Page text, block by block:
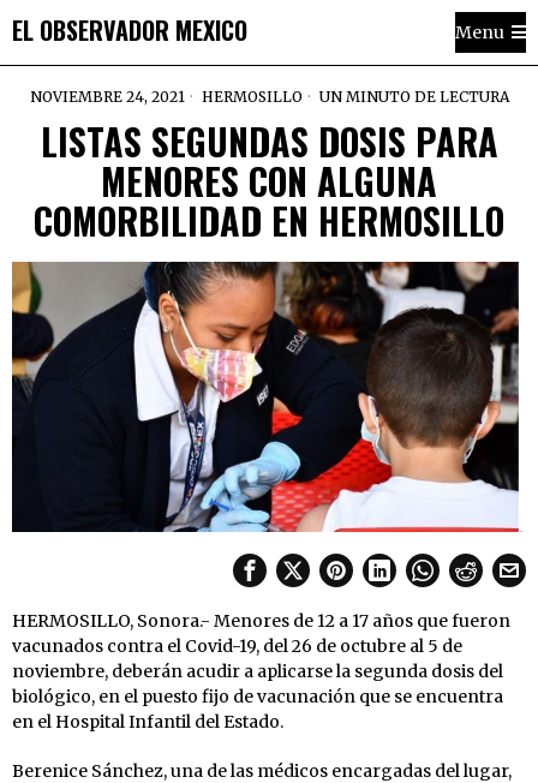
EL OBSERVADOR MEXICO Menu
NOVIEMBRE 24, 2021 HERMOSILLO UN MINUTO DE LECTURA
LISTAS SEGUNDAS DOSIS PARA
MENORES CON ALGUNA
COMORBILIDAD EN HERMOSILLO
HERMOSILLO, Sonora.- Menores de 12 a 17 años que fueron
vacunados contra el Covid-19, del 26 de octubre al 5 de
noviembre, deberán acudir a aplicarse la segunda dosis del
biológico, en el puesto fijo de vacunación que se encuentra
en el Hospital Infantil del Estado.
Berenice Sánchez, una de las médicos encargadas del lugar,